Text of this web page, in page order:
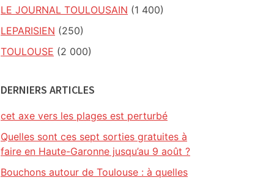
LE JOURNAL TOULOUSAIN (1 400)
LEPARISIEN (250)
TOULOUSE (2 000)
DERNIERS ARTICLES
cet axe vers les plages est perturbé
Quelles sont ces sept sorties gratuites à
faire en Haute-Garonne jusqu’au 9 août ?
Bouchons autour de Toulouse : à quelles